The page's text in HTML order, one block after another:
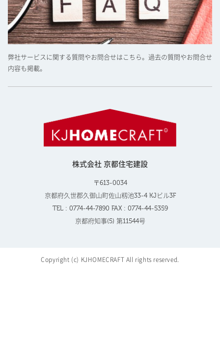
弊社サービスに関する質問やお問合せはこちら。過去の質問やお問合せ
内容も掲載。
株式会社 京都住宅建設
〒613-0034
京都府久世郡久御山町佐山籾池33-4 KJビル3F
TEL : 0774-44-7890 FAX : 0774-44-5359
京都府知事(5) 第11544号
Copyright (c) KJHOMECRAFT All rights reserved.